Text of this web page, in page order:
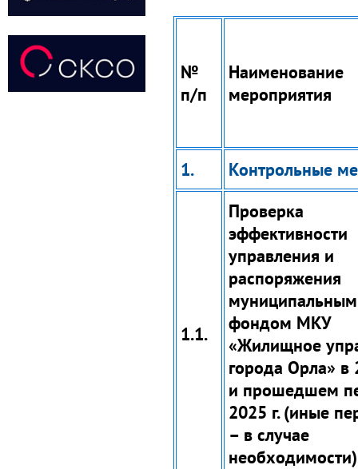
№
п/п
Наименование
мероприятия
1. Контрольные
1.1.
Проверка
эффективности
управления и
распоряжения
фондом МКУ
«Жилищное
города Орла» в
и прошедшем
2025 г. (иные
– в случае